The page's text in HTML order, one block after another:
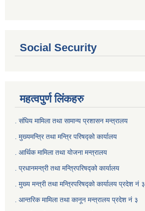
Social Security
महत्वपुर्ण लिंकहरु
. संघिय मामिला तथा सामान्य प्रशासन मन्त्रालय
. मुख्यमन्त्रि तथा मन्त्रि परिषद्को कार्यालय
. आर्थिक मामिला तथा योजना मन्त्रालय
. प्रधानमन्त्री तथा मन्त्रिपरिषद्को कार्यालय
. मुख्य मन्त्री तथा मन्त्रिपरिषद्को कार्यालय प्रदेश नं ३
. आन्तरिक मामिला तथा कानून मन्त्रालय प्रदेश नं ३